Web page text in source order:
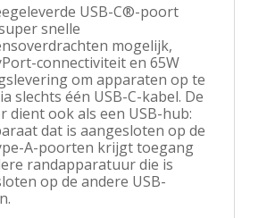
USB-C®-poort
snelle
mogelijk,
connectiviteit en 65W
om apparaten op te
slechts één USB-C-kabel. De
dient ook als een USB-hub:
dat is aangesloten op de
A-poorten krijgt toegang
randapparatuur die is
op de andere USB-